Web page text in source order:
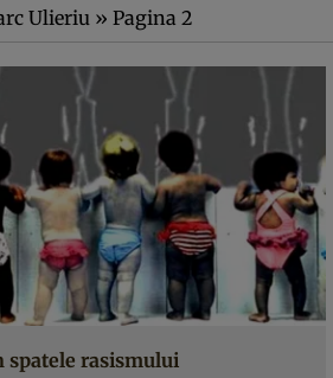
Ulieriu » Pagina 2
spatele rasismului